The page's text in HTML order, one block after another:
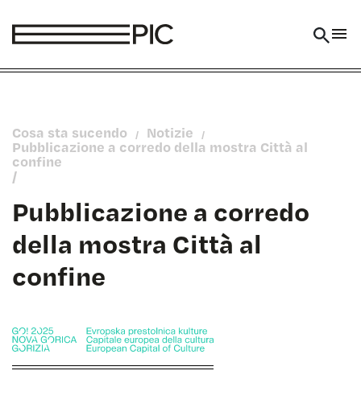
Cosa sta sucendo / Notizie /
Pubblicazione a corredo della mostra Città al
confine
/
Pubblicazione a corredo
della mostra Città al
confine